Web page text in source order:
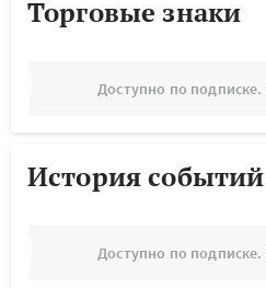
Торговые знаки
Доступно по подписке.
История событий
Доступно по подписке.